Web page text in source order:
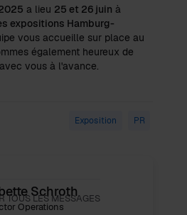
a lieu 25 et 26 juin à
expositions Hamburg-
vous accueille sur place au
également heureux de
vous à l'avance.
Exposition PR
Schroth
Operations
TOUS LES MESSAGES